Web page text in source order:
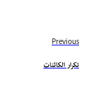
Previous
تكرار الكائنات